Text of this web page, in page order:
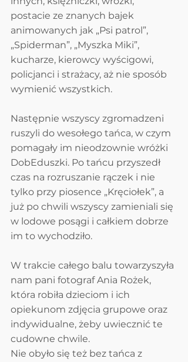
postacie ze znanych bajek
animowanych jak „Psi patrol”,
„Spiderman”, „Myszka Miki”,
kucharze, kierowcy wyścigowi,
policjanci i strażacy, aż nie sposób
wymienić wszystkich.
Następnie wszyscy zgromadzeni
ruszyli do wesołego tańca, w czym
pomagały im nieodzownie wróżki
DobEduszki. Po tańcu przyszedł
czas na rozruszanie rączek i nie
tylko przy piosence „Kręciołek”, a
już po chwili wszyscy zamieniali się
w lodowe posągi i całkiem dobrze
im to wychodziło.
W trakcie całego balu towarzyszyła
nam pani fotograf Ania Rożek,
która robiła dzieciom i ich
opiekunom zdjęcia grupowe oraz
indywidualne, żeby uwiecznić te
cudowne chwile.
Nie obyło się też bez tańca z